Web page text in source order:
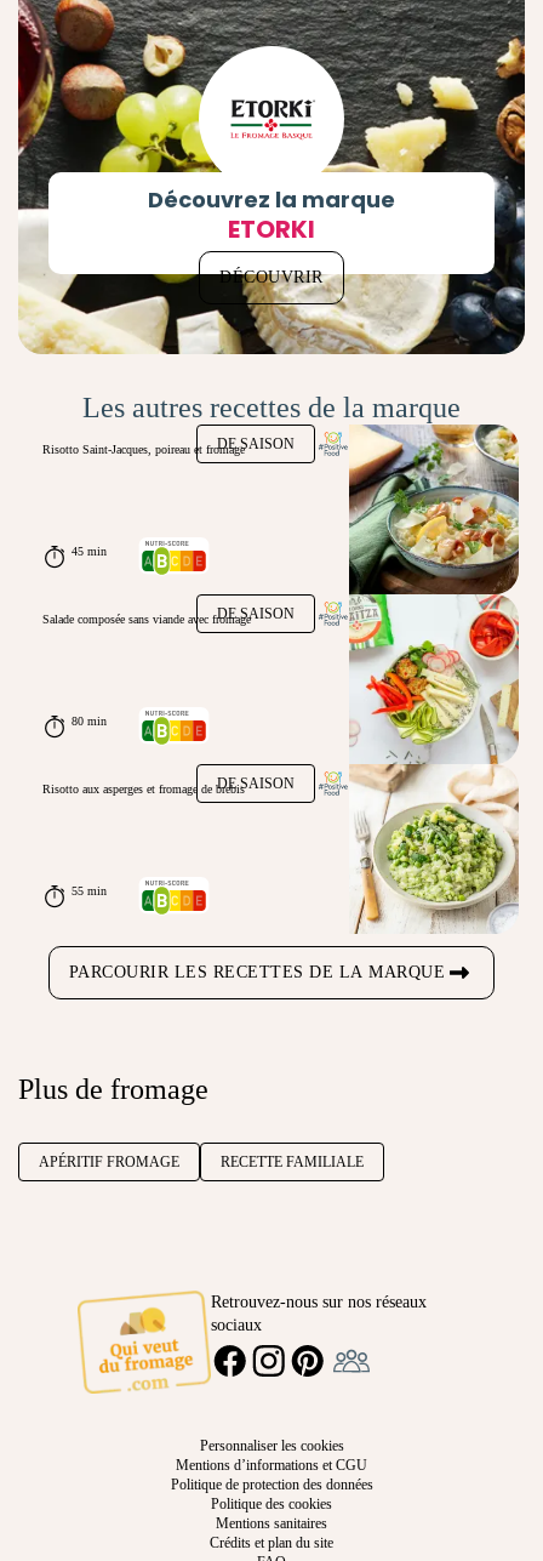
Découvrez la marque
ETORKI
DÉCOUVRIR
Les autres recettes de la marque
DE SAISON
Risotto Saint-Jacques, poireau et fromage
45 min
DE SAISON
Salade composée sans viande avec fromage
80 min
DE SAISON
Risotto aux asperges et fromage de brebis
55 min
PARCOURIR LES RECETTES DE LA MARQUE
Plus de fromage
APÉRITIF FROMAGE RECETTE FAMILIALE
Retrouvez-nous sur nos réseaux
sociaux
FACEBOOKINSTAGRAMPINTEREST
Personnaliser les cookies
Mentions d’informations et CGU
Politique de protection des données
Politique des cookies
Mentions sanitaires
Crédits et plan du site